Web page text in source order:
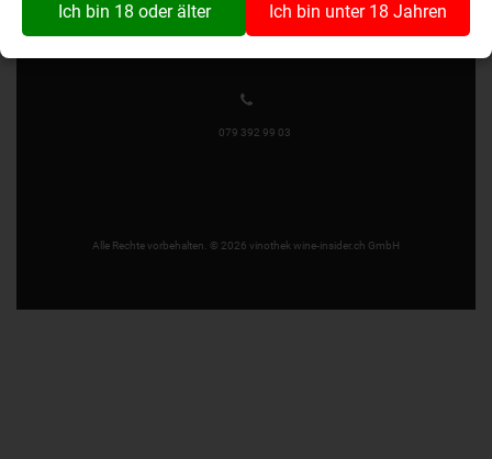
Ich bin 18 oder älter Ich bin unter 18 Jahren
079 392 99 03
Alle Rechte vorbehalten. © 2026 vinothek wine-insider.ch GmbH